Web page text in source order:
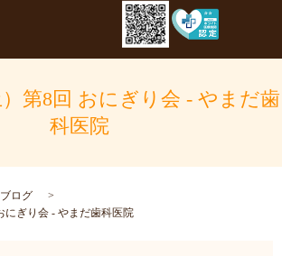
）第8回 おにぎり会 - やまだ歯
科医院
ログ
にぎり会 - やまだ歯科医院